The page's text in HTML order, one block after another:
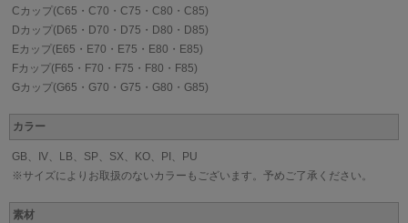
Cカップ(C65・C70・C75・C80・C85)
Dカップ(D65・D70・D75・D80・D85)
Eカップ(E65・E70・E75・E80・E85)
Fカップ(F65・F70・F75・F80・F85)
Gカップ(G65・G70・G75・G80・G85)
カラー
GB、IV、LB、SP、SX、KO、PI、PU
※サイズによりお取扱のないカラーもございます。予めご了承ください。
素材